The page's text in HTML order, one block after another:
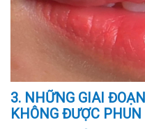
3. NHỮNG GIAI
KHÔNG ĐƯỢC PHUN